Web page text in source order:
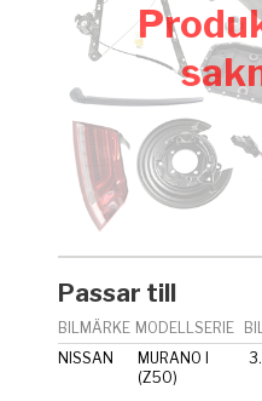
Passar till
BILMÄRKE MODELLSERIE
NISSAN
MURANO I
(Z50)